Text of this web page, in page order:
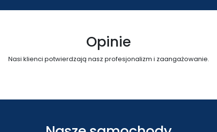
Opinie
Nasi klienci potwierdzają nasz profesjonalizm i zaangażowanie.